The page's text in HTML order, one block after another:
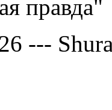
правда"
---